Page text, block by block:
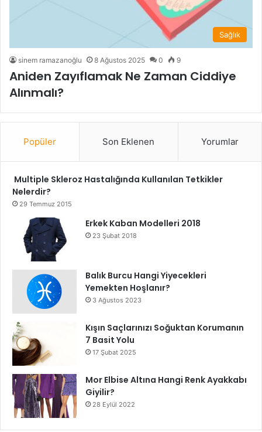
Sağlık
sinem ramazanoğlu 8 Ağustos 2025 0 9
Aniden Zayıflamak Ne Zaman Ciddiye
Alınmalı?
Popüler Son Eklenen Yorumlar
Multiple Skleroz Hastalığında Kullanılan Tetkikler
Nelerdir?
29 Temmuz 2015
Erkek Kaban Modelleri 2018
23 Şubat 2018
Balık Burcu Hangi Yiyecekleri
Yemekten Hoşlanır?
3 Ağustos 2023
Kışın Saçlarınızı Soğuktan Korumanın
7 Basit Yolu
17 Şubat 2025
Mor Elbise Altına Hangi Renk Ayakkabı
Giyilir?
28 Eylül 2022